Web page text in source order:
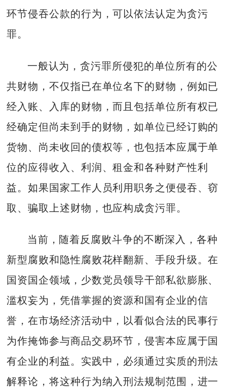
环节侵吞公款的行为，可以依法认定为贪污
罪。
一般认为，贪污罪所侵犯的单位所有的公
共财物，不仅指已在单位名下的财物，例如已
经入账、入库的财物，而且包括单位所有权已
经确定但尚未到手的财物，如单位已经订购的
货物、尚未收回的债权等，也包括本应属于单
位的应得收入、利润、租金和各种财产性利
益。如果国家工作人员利用职务之便侵吞、窃
取、骗取上述财物，也应构成贪污罪。
当前，随着反腐败斗争的不断深入，各种
新型腐败和隐性腐败花样翻新、手段升级。在
国资国企领域，少数党员领导干部私欲膨胀、
滥权妄为，凭借掌握的资源和国有企业的信
誉，在市场经济活动中，以看似合法的民事行
为作掩饰参与商品交易环节，侵害本应属于国
有企业的利益。实践中，必须通过实质的刑法
解释论，将这种行为纳入刑法规制范围，进一